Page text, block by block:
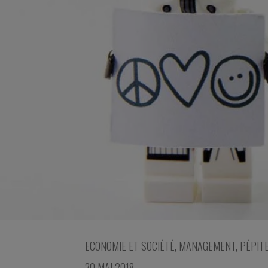
ECONOMIE ET SOCIÉTÉ, MANAGEMENT,